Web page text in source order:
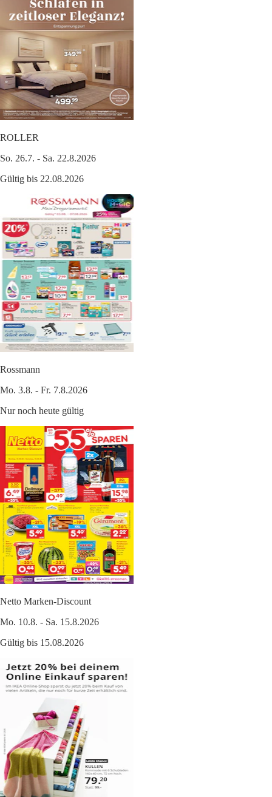
ROLLER
So. 26.7. - Sa. 22.8.2026
Gültig bis 22.08.2026
Rossmann
Mo. 3.8. - Fr. 7.8.2026
Nur noch heute gültig
Netto Marken-Discount
Mo. 10.8. - Sa. 15.8.2026
Gültig bis 15.08.2026